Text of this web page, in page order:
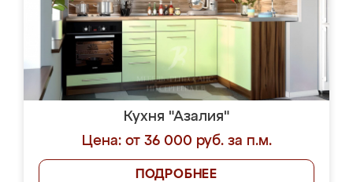
Кухня "Азалия"
Цена: от 36 000 руб. за п.м.
ПОДРОБНЕЕ